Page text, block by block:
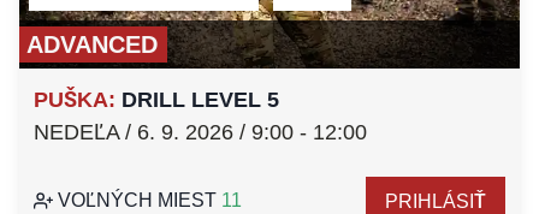
ADVANCED
PUŠKA: DRILL LEVEL 5
NEDEĽA / 6. 9. 2026 / 9:00 - 12:00
VOĽNÝCH MIEST 11 PRIHLÁSIŤ